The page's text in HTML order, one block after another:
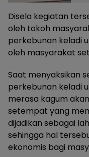
Disela kegiatan
oleh tokoh
perkebunan keladi
oleh masyarakat
Saat menyaksikan
perkebunan keladi
merasa kagum
setempat yang
dijadikan sebagai
sehingga hal
ekonomis bagi